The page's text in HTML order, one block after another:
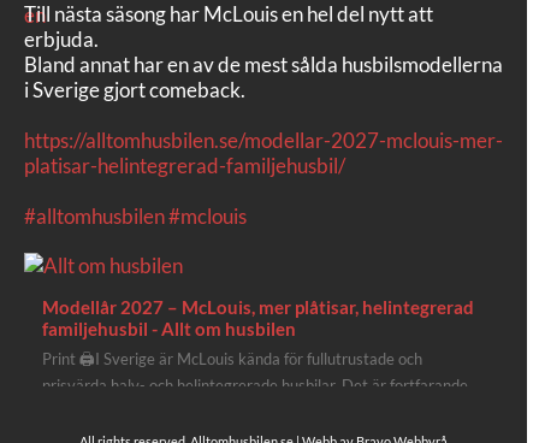
Till nästa säsong har McLouis en hel del nytt att
erbjuda.
Bland annat har en av de mest sålda husbilsmodellerna
i Sverige gjort comeback.
https://alltomhusbilen.se/modellar-2027-mclouis-mer-
platisar-helintegrerad-familjehusbil/
#alltomhusbilen#mclouis
Modellår 2027 – McLouis, mer plåtisar, helintegrerad
familjehusbil - Allt om husbilen
Print 🖨I Sverige är McLouis kända för fullutrustade och
prisvärda halv- och helintegrerade husbilar. Det är fortfarande
plåtisutbud lite extra kärlek med hela 3 nya utrustningsnivåer.